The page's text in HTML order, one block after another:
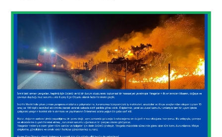
Müşteri Hizmetleri
Hafta içi 08:30 - 17:30
0 850 577 35 35
7/24 Otoyol
ACİL YARDIM HATTI 161